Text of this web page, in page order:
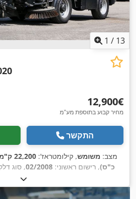
1 / 13
‏12,900 ‏€
מחיר קבוע בתוספת מע"מ
התקשר
מצב: משומש, קילומטראז': 22,200 ק"מ
כ"ס), רישום ראשוני: 02/2008, סוג
, דרגת